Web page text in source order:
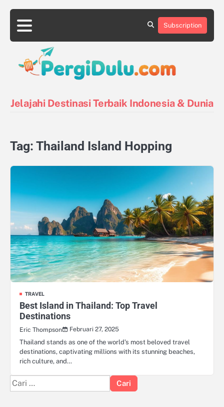
content
Destinasi
Destinasi
Kontak
Kuliner
Tentang
Tips
Subscription
Jelajahi Destinasi Terbaik Indonesia & Dunia
Tag: Thailand Island Hopping
TRAVEL
Best Island in Thailand: Top Travel
Destinations
Eric Thompson
Februari 27, 2025
Thailand stands as one of the world’s most beloved travel
destinations, captivating millions with its stunning beaches,
rich culture, and…
Cari
untuk: